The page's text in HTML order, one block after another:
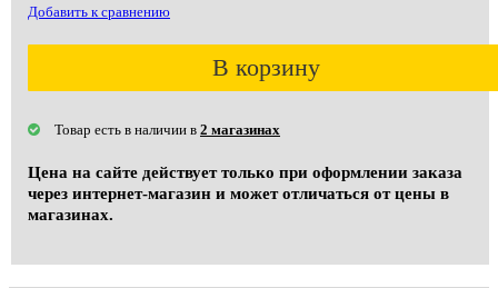
Добавить к сравнению
В корзину
Товар есть в наличии в 2 магазинах
Цена на сайте действует только при оформлении заказа
через интернет-магазин и может отличаться от цены в
магазинах.